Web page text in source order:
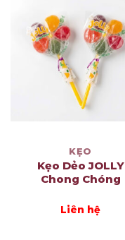
KẸO
Kẹo Dẻo JOLLY
Chong Chóng
Liên hệ